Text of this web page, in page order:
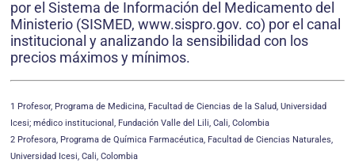
por el Sistema de Información del Medicamento del
Ministerio (SISMED, www.sispro.gov. co) por el canal
institucional y analizando la sensibilidad con los
precios máximos y mínimos.
1 Profesor, Programa de Medicina, Facultad de Ciencias de la Salud, Universidad
Icesi; médico institucional, Fundación Valle del Lili, Cali, Colombia
2 Profesora, Programa de Química Farmacéutica, Facultad de Ciencias Naturales,
Universidad Icesi, Cali, Colombia